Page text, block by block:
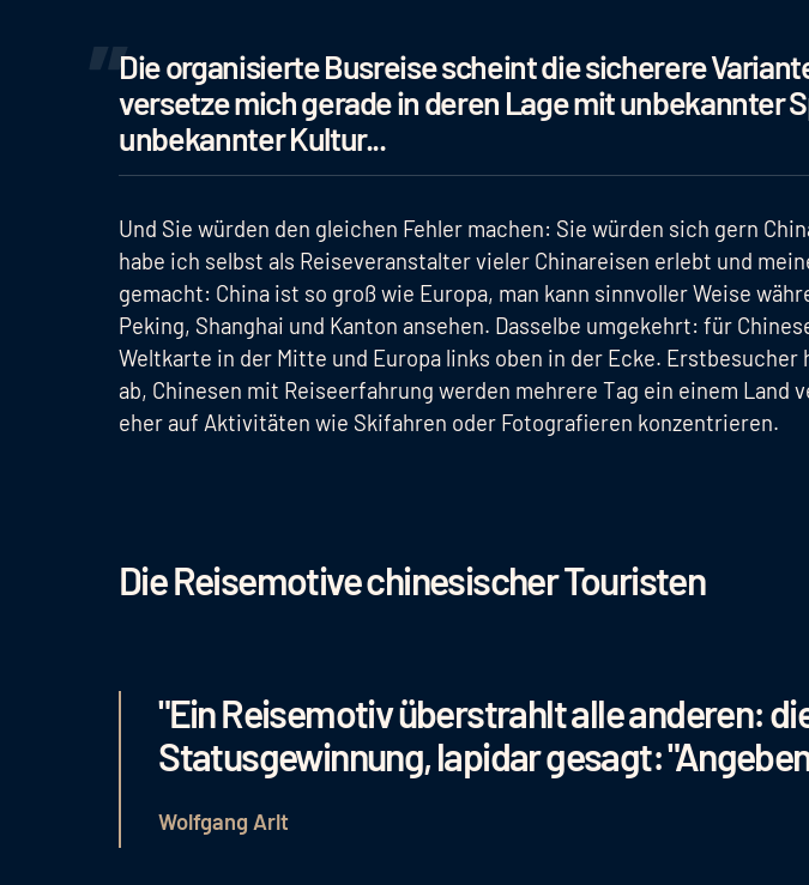
Die organisierte Busreise scheint die sicherere
versetze mich gerade in deren Lage mit unbekannter
unbekannter Kultur...
Und Sie würden den gleichen Fehler machen: Sie würden sich gern
habe ich selbst als Reiseveranstalter vieler Chinareisen erlebt und
gemacht: China ist so groß wie Europa, man kann sinnvoller Weise
Peking, Shanghai und Kanton ansehen. Dasselbe umgekehrt: für
Weltkarte in der Mitte und Europa links oben in der Ecke. Erstbesucher
ab, Chinesen mit Reiseerfahrung werden mehrere Tag ein einem Land
eher auf Aktivitäten wie Skifahren oder Fotografieren konzentrieren.
Die Reisemotive chinesischer Touristen
"Ein Reisemotiv überstrahlt alle anderen:
Statusgewinnung, lapidar gesagt:
Wolfgang Arlt